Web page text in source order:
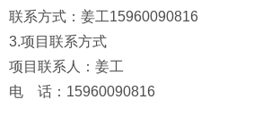
联系方式：姜工15960090816
3.项目联系方式
项目联系人：姜工
电 话：15960090816